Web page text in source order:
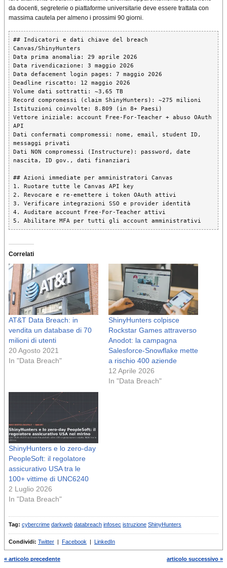
da docenti, segreterie o piattaforme universitarie deve essere trattata con
massima cautela per almeno i prossimi 90 giorni.
## Indicatori e dati chiave del breach
Canvas/ShinyHunters
Data prima anomalia: 29 aprile 2026
Data rivendicazione: 3 maggio 2026
Data defacement login pages: 7 maggio 2026
Deadline riscatto: 12 maggio 2026
Volume dati sottratti: ~3,65 TB
Record compromessi (claim ShinyHunters): ~275 milioni
Istituzioni coinvolte: 8.809 (in 8+ Paesi)
Vettore iniziale: account Free-For-Teacher + abuso OAuth
API
Dati confermati compromessi: nome, email, student ID,
messaggi privati
Dati NON compromessi (Instructure): password, date
nascita, ID gov., dati finanziari
## Azioni immediate per amministratori Canvas
1. Ruotare tutte le Canvas API key
2. Revocare e re-emettere i token OAuth attivi
3. Verificare integrazioni SSO e provider identità
4. Auditare account Free-For-Teacher attivi
5. Abilitare MFA per tutti gli account amministrativi
Correlati
AT&T Data Breach: in
vendita un database di 70
milioni di utenti
20 Agosto 2021
In "Data Breach"
ShinyHunters colpisce
Rockstar Games attraverso
Anodot: la campagna
Salesforce-Snowflake mette
a rischio 400 aziende
12 Aprile 2026
In "Data Breach"
ShinyHunters e lo zero-day
PeopleSoft: il regolatore
assicurativo USA tra le
100+ vittime di UNC6240
2 Luglio 2026
In "Data Breach"
Tag: cybercrime darkweb databreach infosec istruzione ShinyHunters
Condividi: Twitter | Facebook | LinkedIn
« articolo precedente articolo successivo »